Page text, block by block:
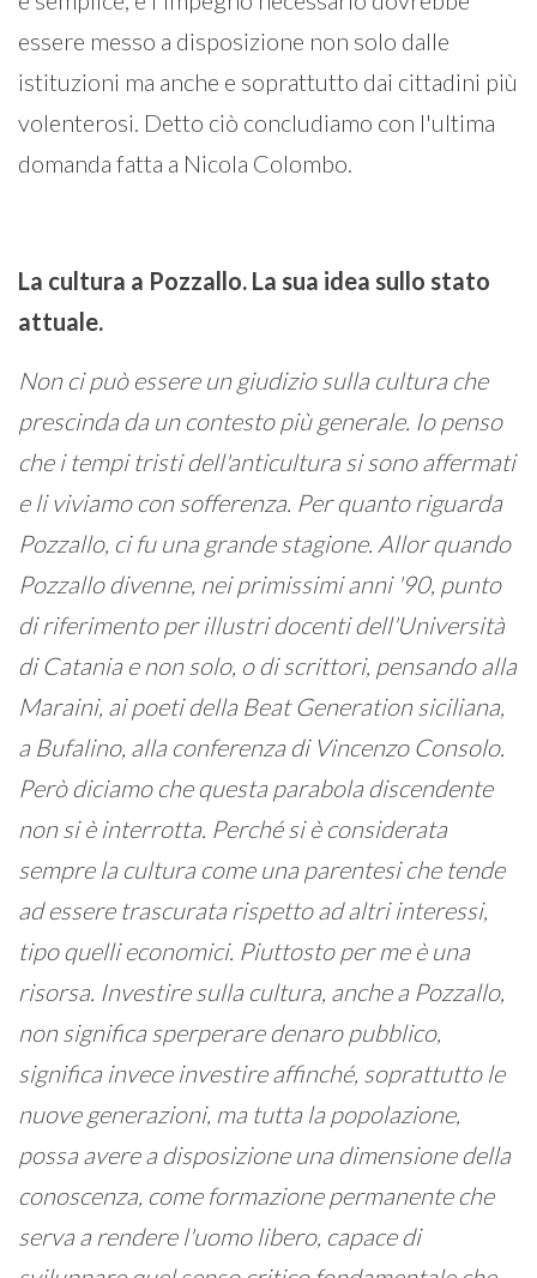
essere messo a disposizione non solo dalle
istituzioni ma anche e soprattutto dai cittadini più
volenterosi. Detto ciò concludiamo con l'ultima
domanda fatta a Nicola Colombo.
La cultura a Pozzallo. La sua idea sullo stato
attuale.
Non ci può essere un giudizio sulla cultura che
prescinda da un contesto più generale. Io penso
che i tempi tristi dell'anticultura si sono affermati
e li viviamo con sofferenza. Per quanto riguarda
Pozzallo, ci fu una grande stagione. Allor quando
Pozzallo divenne, nei primissimi anni '90, punto
di riferimento per illustri docenti dell'Università
di Catania e non solo, o di scrittori, pensando alla
Maraini, ai poeti della Beat Generation siciliana,
a Bufalino, alla conferenza di Vincenzo Consolo.
Però diciamo che questa parabola discendente
non si è interrotta. Perché si è considerata
sempre la cultura come una parentesi che tende
ad essere trascurata rispetto ad altri interessi,
tipo quelli economici. Piuttosto per me è una
risorsa. Investire sulla cultura, anche a Pozzallo,
non significa sperperare denaro pubblico,
significa invece investire affinché, soprattutto le
nuove generazioni, ma tutta la popolazione,
possa avere a disposizione una dimensione della
conoscenza, come formazione permanente che
serva a rendere l'uomo libero, capace di